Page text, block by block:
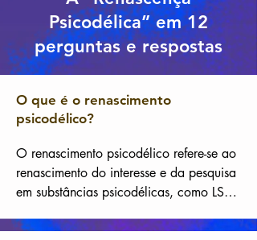
Psicodélica” em 12
perguntas e respostas
O que é o renascimento
psicodélico?
O renascimento psicodélico refere-se ao
renascimento do interesse e da pesquisa
em substâncias psicodélicas, como LSD,
contexto da saúde mental, bem-estar,